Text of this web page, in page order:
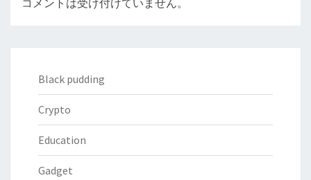
コメントは受け付けていません。
Black pudding
Crypto
Education
Gadget